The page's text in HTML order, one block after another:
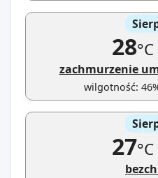
28°C
zachmurzenie
wilgotność:
27°C